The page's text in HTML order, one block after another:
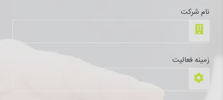
نام شرکت
زمینه فعالیت